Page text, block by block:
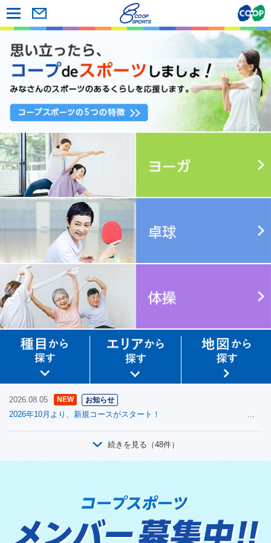
2026.08.05 NEW お知らせ
続きを見る（48件）